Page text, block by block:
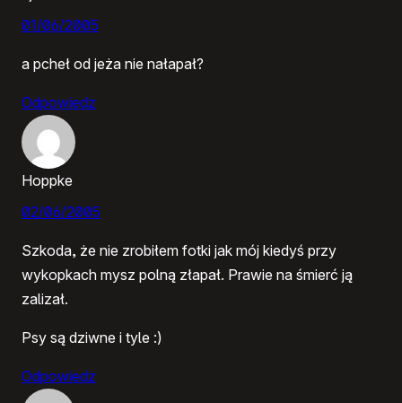
01/06/2005
a pcheł od jeża nie nałapał?
Odpowiedz
Hoppke
02/06/2005
Szkoda, że nie zrobiłem fotki jak mój kiedyś przy
wykopkach mysz polną złapał. Prawie na śmierć ją
zalizał.
Psy są dziwne i tyle :)
Odpowiedz